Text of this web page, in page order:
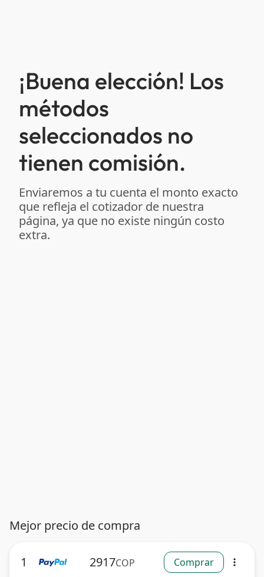
¡Buena elección! Los
métodos
seleccionados no
tienen comisión.
Enviaremos a tu cuenta el monto exacto
que refleja el cotizador de nuestra
página, ya que no existe ningún costo
extra.
Mejor precio de compra
1 2917COP Comprar more_vert